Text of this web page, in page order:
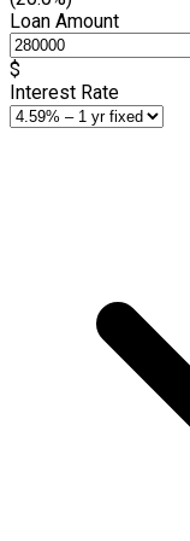
Loan Amount
$
Interest Rate